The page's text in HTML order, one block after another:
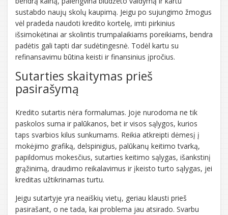
sustabdo naujų skolų kaupimą. Jeigu po sujungimo žmogus
vėl pradeda naudoti kredito kortelę, imti pirkinius
išsimokėtinai ar skolintis trumpalaikiams poreikiams, bendra
padėtis gali tapti dar sudėtingesnė. Todėl kartu su
refinansavimu būtina keisti ir finansinius įpročius.
Sutarties skaitymas prieš
pasirašymą
Kredito sutartis nėra formalumas. Joje nurodoma ne tik
paskolos suma ir palūkanos, bet ir visos sąlygos, kurios
taps svarbios kilus sunkumams. Reikia atkreipti dėmesį į
mokėjimo grafiką, delspinigius, palūkanų keitimo tvarką,
papildomus mokesčius, sutarties keitimo sąlygas, išankstinį
grąžinimą, draudimo reikalavimus ir įkeisto turto sąlygas, jei
kreditas užtikrinamas turtu.
Jeigu sutartyje yra neaiškių vietų, geriau klausti prieš
pasirašant, o ne tada, kai problema jau atsirado. Svarbu